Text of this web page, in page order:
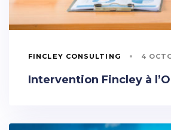
FINCLEY CONSULTING 4
Intervention Fincley à